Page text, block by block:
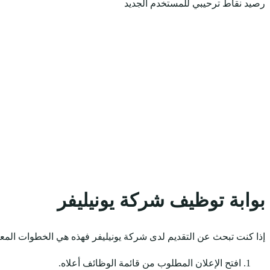
رصيد نقاط ترحيبي للمستخدم الجديد
بوابة توظيف شركة يونيليفر
إذا كنت تبحث عن التقديم لدى شركة يونيليفر فهذه هي الخطوات
افتح الإعلان المطلوب من قائمة الوظائف أعلاه.